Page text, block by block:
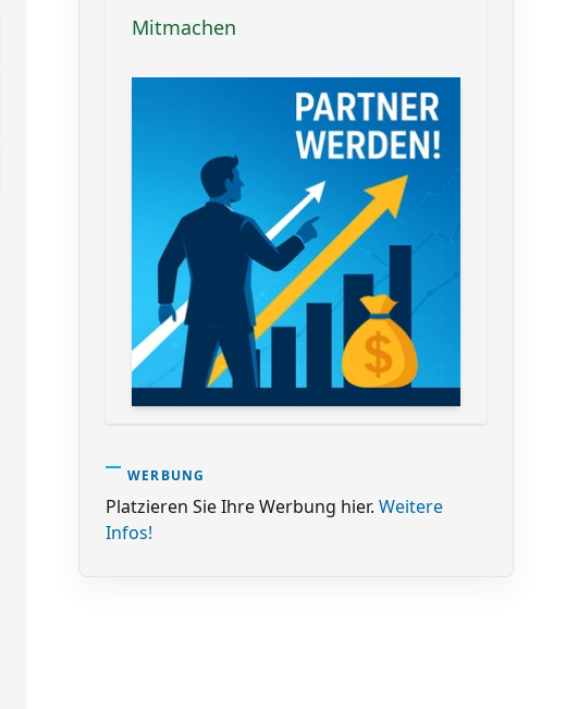
Mitmachen
WERBUNG
Platzieren Sie Ihre Werbung hier. Weitere
Infos!